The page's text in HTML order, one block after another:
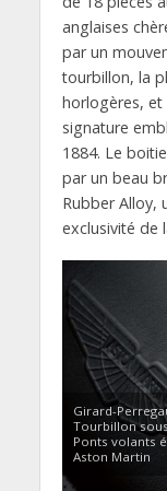
anglaises
par un
tourbillon, la
horlogères,
signature
1884. Le
par un beau
Rubber Alloy,
exclusivité de
Girard-
Tourbillon
Ponts volants
Aston Martin